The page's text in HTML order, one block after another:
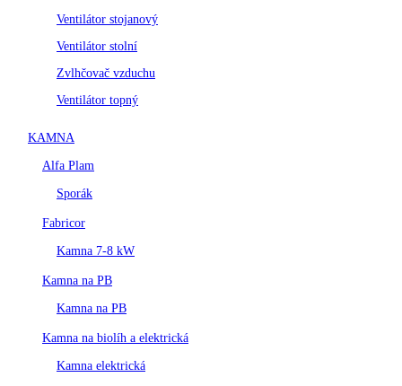
Ventilátor stojanový
Ventilátor stolní
Zvlhčovač vzduchu
Ventilátor topný
KAMNA
Alfa Plam
Sporák
Fabricor
Kamna 7-8 kW
Kamna na PB
Kamna na PB
Kamna na biolíh a elektrická
Kamna elektrická